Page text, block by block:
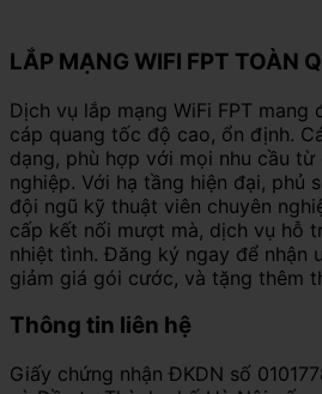
LẮP MẠNG WIFI FPT TOÀN
Dịch vụ lắp mạng WiFi FPT mang
cáp quang tốc độ cao, ổn định.
dạng, phù hợp với mọi nhu cầu
nghiệp. Với hạ tầng hiện đại, phủ
đội ngũ kỹ thuật viên chuyên
cấp kết nối mượt mà, dịch vụ hỗ
nhiệt tình. Đăng ký ngay để nhận
giảm giá gói cước, và tặng thêm
Thông tin liên hệ
Giấy chứng nhận ĐKDN số